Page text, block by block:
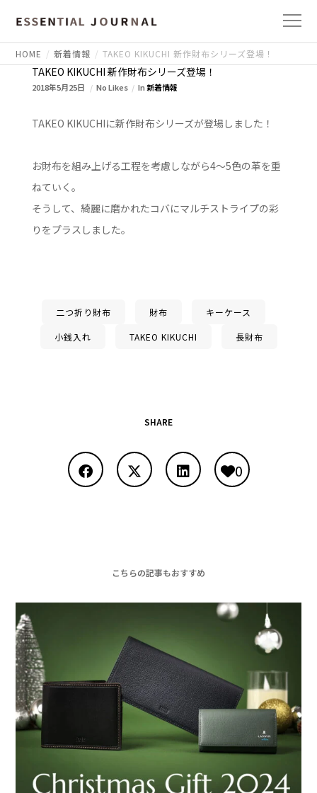
HOME 新着情報 TAKEO KIKUCHI 新作財布シリーズ登場！
TAKEO KIKUCHI 新作財布シリーズ登場！
2018年5月25日 No Likes In新着情報
TAKEO KIKUCHIに新作財布シリーズが登場しました！
お財布を組み上げる工程を考慮しながら4～5色の革を重
ねていく。
そうして、綺麗に磨かれたコバにマルチストライプの彩
りをプラスしました。
二つ折り財布 財布 キーケース
小銭入れ TAKEO KIKUCHI 長財布
SHARE
0
こちらの記事もおすすめ